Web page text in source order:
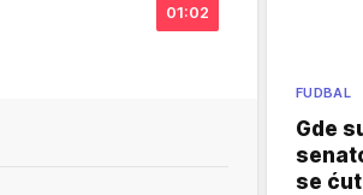
01:02
FUDBAL
Gde
se